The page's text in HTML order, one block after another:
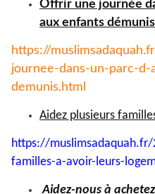
Offrir une journée
aux enfants démunis
https://
journee-dans-un-parc-
demunis.html
Aidez plusieurs
https://muslimsadaquah.fr/
familles-a-avoir-leurs-
Aidez-nous à